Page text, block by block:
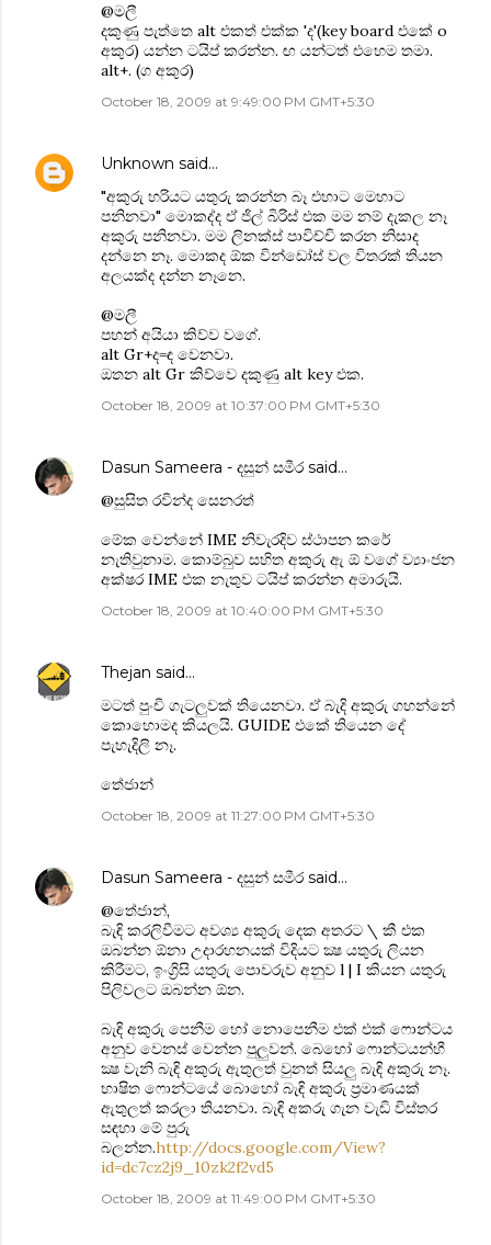
@මලී
දකුණු පැත්තෙ alt එකත් එක්ක 'ද'(key board එකේ o
අකුර) යන්න ටයිප් කරන්න. ඟ යන්ටත් එහෙම තමා.
alt+. (ග අකුර)
October 18, 2009 at 9:49:00 PM GMT+5:30
Unknown said…
"අකුරු හරියට යතුරු කරන්න බෑ එහාට මෙහාට
පනිනවා" මොකද්ද ඒ ජිල් බිරිස් එක මම නම් දැකල නෑ
අකුරු පනිනවා. මම ලිනක්ස් පාවිච්චි කරන නිසාද
දන්නෙ නෑ. මොකද ඕක වින්ඩෝස් වල විතරක් තියන
අලයක්ද දන්න නෑනෙ.
@මලී
පහන් අයියා කිව්ව වගේ.
alt Gr+ද=ඳ වෙනවා.
ඔතන alt Gr කිව්වෙ දකුණු alt key එක.
October 18, 2009 at 10:37:00 PM GMT+5:30
Dasun Sameera - දසුන් සමීර said…
@සුසිත රවින්ද සෙනරත්
මේක වෙන්නේ IME නිවැරදිව ස්ථාපන කරේ
නැතිවුනාම. කොම්බුව සහිත අකුරු ඇ ඕ වගේ ව්‍යාංජන
අක්ෂර IME එක නැතුව ටයිප් කරන්න අමාරුයි.
October 18, 2009 at 10:40:00 PM GMT+5:30
Thejan said…
මටත් පුංචි ගැටලුවක් තියෙනවා. ඒ බැදි අකුරු ගහන්නේ
කොහොමද කියලයි. GUIDE එකේ තියෙන දේ
පැහැදිලි නෑ.
තේජාන්
October 18, 2009 at 11:27:00 PM GMT+5:30
Dasun Sameera - දසුන් සමීර said…
@තේජාන්,
‍බැඳි කරලිවීමට අවශ්‍ය අකුරු දෙක අතරට \ කී එක
ඔබන්න ඕනා උදාරහනයක් විදියට ක්‍ෂ යතුරු ලියන
කිරීමට, ඉංග්‍රිසි යතුරු පොවරුව අනුව l | I කියන යතුරු
පිලිවලට ඔබන්න ඕන.
බැඳි අකුරු පෙනීම හෝ නොපෙනීම එක් එක් ෆොන්ටය
අනුව වෙනස් වෙන්න පුලුවන්. බෙහෝ ෆොන්ටයන්හී
ක්‍ෂ වැනි බැඳි අකුරු ඇතුලත් වුනත් සියලු බැඳි අකුරු නෑ.
භාෂිත ෆොන්ටයේ බොහෝ බැඳි අකුරු ප්‍රමාණයක්
ඇතුලත් කරලා තියනවා. බැඳි අකරු ගැන වැඩි විස්තර
සඳහා මේ පුරු
බලන්න.http://docs.google.com/View?
id=dc7cz2j9_10zk2f2vd5
October 18, 2009 at 11:49:00 PM GMT+5:30